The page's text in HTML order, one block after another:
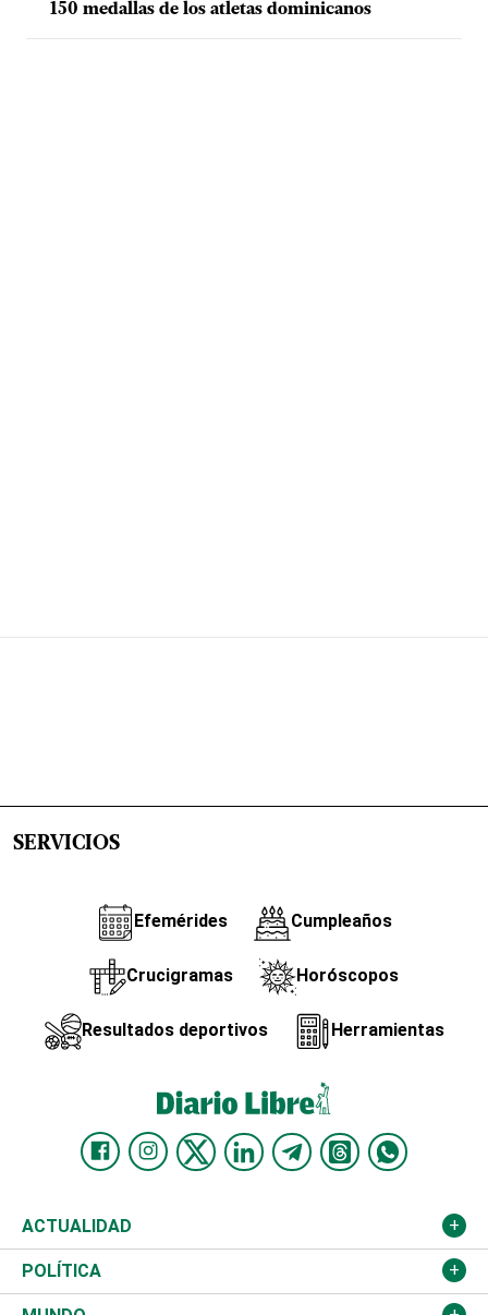
150 medallas de los atletas dominicanos
SERVICIOS
Efemérides Cumpleaños
Crucigramas Horóscopos
Resultados deportivos Herramientas
ACTUALIDAD
Nacional
POLÍTICA